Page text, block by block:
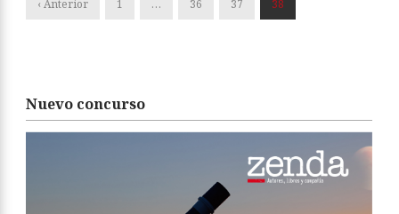
‹ Anterior 1 … 36 37 38
Nuevo concurso